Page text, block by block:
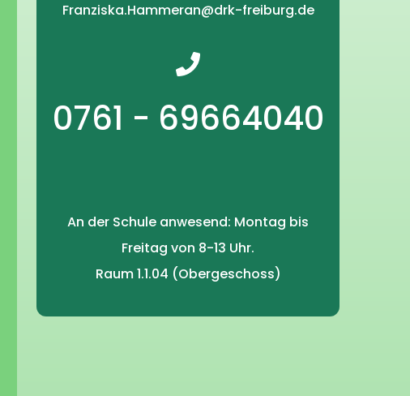
Franziska.Hammeran@drk-freiburg.de
0761 - 69664040
An der Schule anwesend: Montag bis
Freitag von 8-13 Uhr.
Raum 1.1.04 (Obergeschoss)